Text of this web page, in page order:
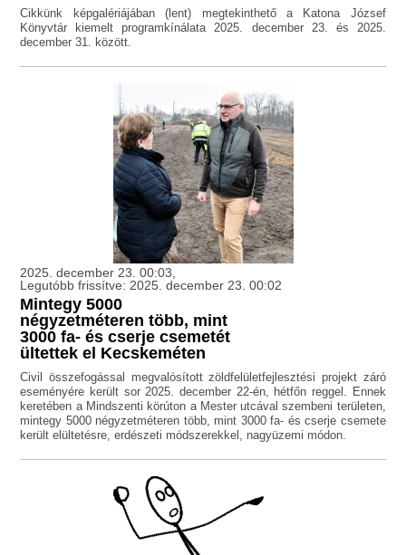
Cikkünk képgalériájában (lent) megtekinthető a Katona József
Könyvtár kiemelt programkínálata 2025. december 23. és 2025.
december 31. között.
2025. december 23. 00:03,
Legutóbb frissítve: 2025. december 23. 00:02
Mintegy 5000
négyzetméteren több, mint
3000 fa- és cserje csemetét
ültettek el Kecskeméten
Civil összefogással megvalósított zöldfelületfejlesztési projekt záró
eseményére került sor 2025. december 22-én, hétfőn reggel. Ennek
keretében a Mindszenti körúton a Mester utcával szembeni területen,
mintegy 5000 négyzetméteren több, mint 3000 fa- és cserje csemete
került elültetésre, erdészeti módszerekkel, nagyüzemi módon.